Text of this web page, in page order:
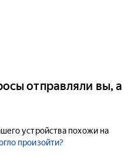
отправляли вы, а
устройства похожи на
произойти?